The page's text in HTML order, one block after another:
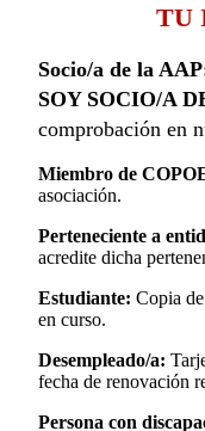
TU
Socio/a de la
SOY SOCIO/A
comprobación en
Miembro de
asociación.
Perteneciente a
acredite dicha
Estudiante: Copia
en curso.
Desempleado/a:
fecha de renovación
Persona con